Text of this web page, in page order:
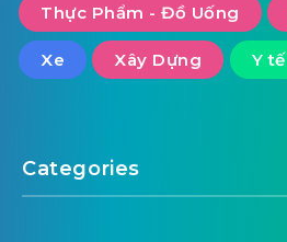
Thực Phẩm - Đồ Uống
Xe Xây Dựng Y tế
Categories